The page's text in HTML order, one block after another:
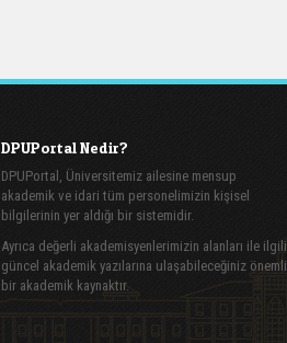
DPUPortal Nedir?
DPUPortal, Üniversitemiz ailesine mensup
akademik ve idari tüm personelimizin kişisel
bilgilerinin yer aldığı bir sistemidir.
Ayrıca değerli akademisyenlerimizin alanları ile ilgili
güncel akademik yazılarına ulaşabileceğiniz önemli
bir akademik kaynaktır.